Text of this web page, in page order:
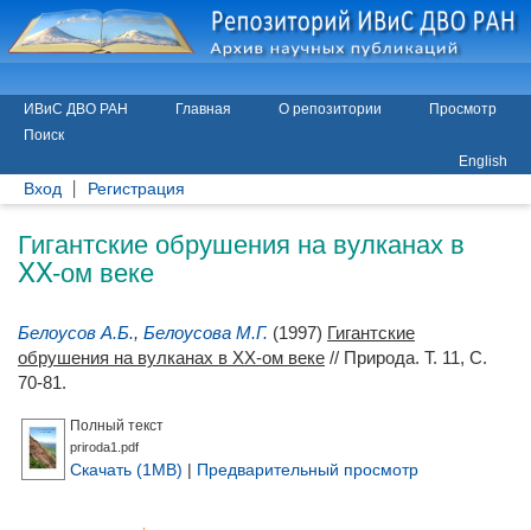
ИВиС ДВО РАН Главная О репозитории
Просмотр
Поиск
English
Вход Регистрация
Гигантские обрушения на вулканах в
XX-ом веке
Белоусов А.Б., Белоусова М.Г. (1997) Гигантские
обрушения на вулканах в XX-ом веке // Природа. Т. 11, С.
70-81.
Полный текст
priroda1.pdf
Скачать (1MB) | Предварительный просмотр